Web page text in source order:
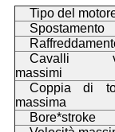
Tipo del
Spostamento
Cavalli
massimi
Coppia di
massima
Bore*stroke